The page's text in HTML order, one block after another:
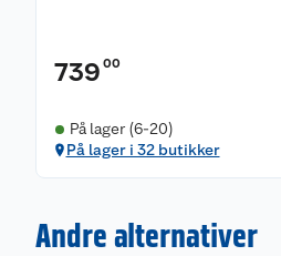
739 00
På lager (6-20)
På lager i 32 butikker
Andre alternativer